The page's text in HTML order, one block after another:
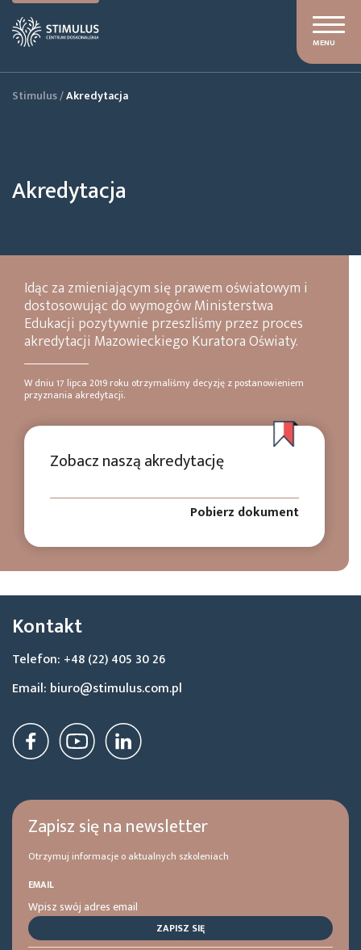
MENU
Stimulus/Akredytacja
Akredytacja
Idąc za zmieniającym się prawem oświatowym i
dostosowując do wymogów Ministerstwa
Edukacji pozytywnie przeszliśmy przez proces
akredytacji Mazowieckiego Kuratora Oświaty.
W dniu 17 lipca 2019 roku otrzymaliśmy decyzję z postanowieniem
przyznania akredytacji.
Zobacz naszą akredytację
Pobierz dokument
Kontakt
Telefon: +48 (22) 405 30 26
Email: biuro@stimulus.com.pl
Zapisz się na newsletter
Otrzymuj informacje o aktualnych szkoleniach
EMAIL